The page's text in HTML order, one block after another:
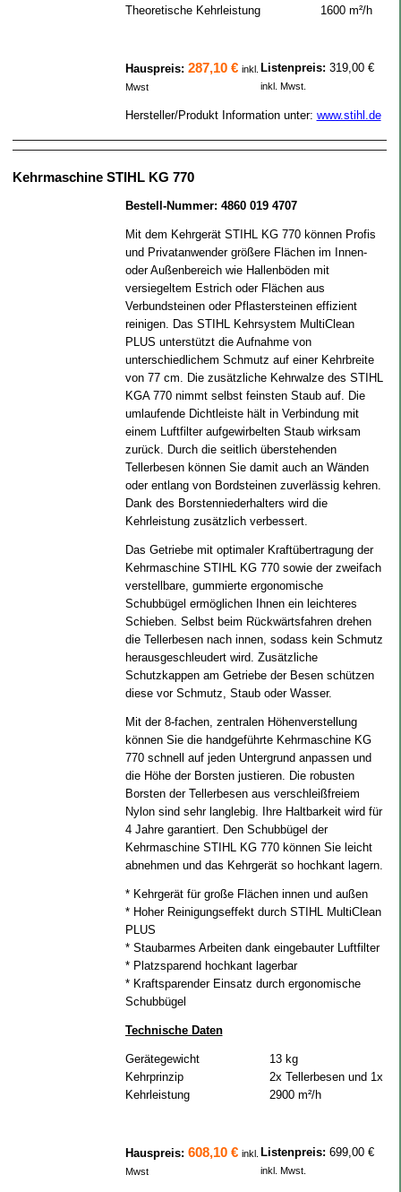
Theoretische Kehrleistung
1600 m²/h
Hauspreis: 287,10 € inkl.
Mwst
Listenpreis: 319,00 €
inkl. Mwst.
Hersteller/Produkt Information unter: www.stihl.de
Kehrmaschine STIHL KG 770
Bestell-Nummer: 4860 019 4707
Mit dem Kehrgerät STIHL KG 770 können Profis
und Privatanwender größere Flächen im Innen-
oder Außenbereich wie Hallenböden mit
versiegeltem Estrich oder Flächen aus
Verbundsteinen oder Pflastersteinen effizient
reinigen. Das STIHL Kehrsystem MultiClean
PLUS unterstützt die Aufnahme von
unterschiedlichem Schmutz auf einer Kehrbreite
von 77 cm. Die zusätzliche Kehrwalze des STIHL
KGA 770 nimmt selbst feinsten Staub auf. Die
umlaufende Dichtleiste hält in Verbindung mit
einem Luftfilter aufgewirbelten Staub wirksam
zurück. Durch die seitlich überstehenden
Tellerbesen können Sie damit auch an Wänden
oder entlang von Bordsteinen zuverlässig kehren.
Dank des Borstenniederhalters wird die
Kehrleistung zusätzlich verbessert.
Das Getriebe mit optimaler Kraftübertragung der
Kehrmaschine STIHL KG 770 sowie der zweifach
verstellbare, gummierte ergonomische
Schubbügel ermöglichen Ihnen ein leichteres
Schieben. Selbst beim Rückwärtsfahren drehen
die Tellerbesen nach innen, sodass kein Schmutz
herausgeschleudert wird. Zusätzliche
Schutzkappen am Getriebe der Besen schützen
diese vor Schmutz, Staub oder Wasser.
Mit der 8-fachen, zentralen Höhenverstellung
können Sie die handgeführte Kehrmaschine KG
770 schnell auf jeden Untergrund anpassen und
die Höhe der Borsten justieren. Die robusten
Borsten der Tellerbesen aus verschleißfreiem
Nylon sind sehr langlebig. Ihre Haltbarkeit wird für
4 Jahre garantiert. Den Schubbügel der
Kehrmaschine STIHL KG 770 können Sie leicht
abnehmen und das Kehrgerät so hochkant lagern.
* Kehrgerät für große Flächen innen und außen
* Hoher Reinigungseffekt durch STIHL MultiClean
PLUS
* Staubarmes Arbeiten dank eingebauter Luftfilter
* Platzsparend hochkant lagerbar
* Kraftsparender Einsatz durch ergonomische
Schubbügel
Technische Daten
Gerätegewicht
13 kg
Kehrprinzip
2x Tellerbesen und 1x
Kehrleistung
2900 m²/h
Hauspreis: 608,10 € inkl.
Mwst
Listenpreis: 699,00 €
inkl. Mwst.